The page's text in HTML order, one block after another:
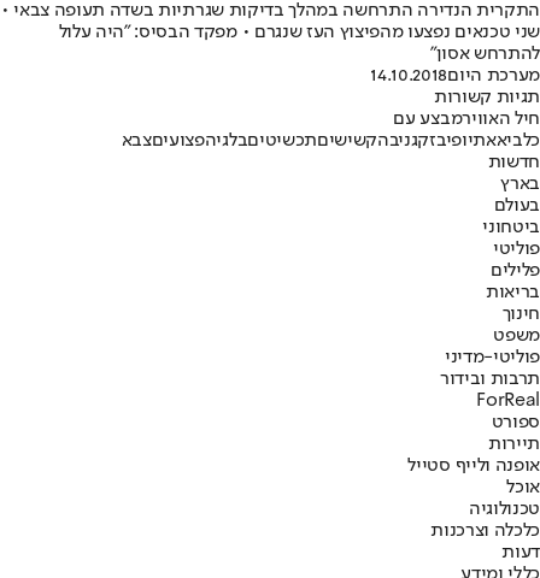
התקרית הנדירה התרחשה במהלך בדיקות שגרתיות בשדה תעופה צבאי •
שני טכנאים נפצעו מהפיצוץ העז שנגרם • מפקד הבסיס: "היה עלול
להתרחש אסון"
מערכת היום14.10.2018
תגיות קשורות
חיל האווירמבצע עם
כלביאאתיופיבזקגניבהקשישיםתכשיטיםבלגיהפצועיםצבא
חדשות
בארץ
בעולם
ביטחוני
פוליטי
פלילים
בריאות
חינוך
משפט
פוליטי-מדיני
תרבות ובידור
ForReal
ספורט
תיירות
אופנה ולייף סטייל
אוכל
טכנולוגיה
כלכלה וצרכנות
דעות